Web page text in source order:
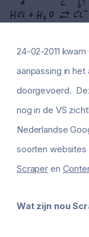
24-02-2011
aanpassing in
doorgevoerd.
nog in de VS
Nederlandse
soorten websites
Scraper en
Wat zijn nou